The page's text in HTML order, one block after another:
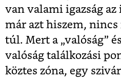
van valami igazság
már azt hiszem, nincs
túl. Mert a „valóság”
valóság találkozási
köztes zóna, egy